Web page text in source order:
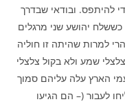
להיתפס. ובודאי שבדרך
יהושע שני מרגלים
למרות שהיתה זו חוליה
שמע ולא בקול צלצלי
הארץ עלה עליהם סמוך
לעבור (– הם הגיעו